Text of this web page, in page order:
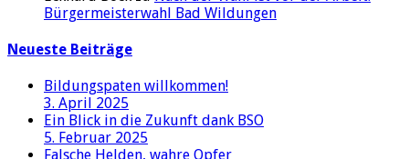
Bürgermeisterwahl Bad Wildungen
Neueste Beiträge
Bildungspaten willkommen!
3. April 2025
Ein Blick in die Zukunft dank BSO
5. Februar 2025
Falsche Helden, wahre Opfer